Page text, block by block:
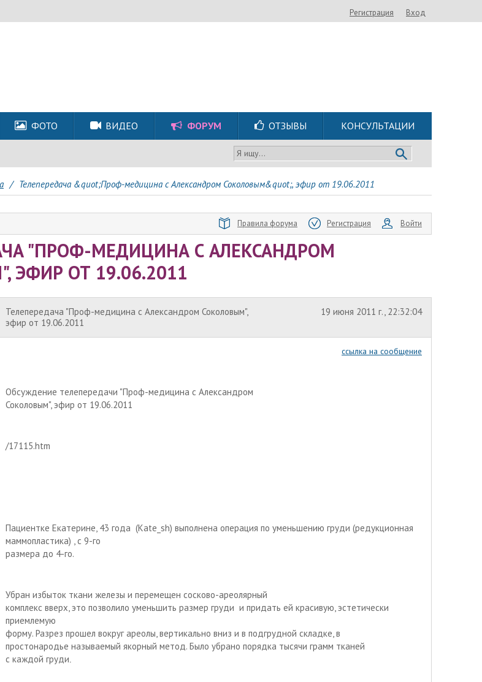
Регистрация Вход
ФОТО ВИДЕО ФОРУМ ОТЗЫВЫ КОНСУЛЬТАЦИИ
Я ищу...
/ Телепередача &quot;Проф-медицина с Александром Соколовым&quot;, эфир от 19.06.2011
Правила форума Регистрация Войти
"ПРОФ-МЕДИЦИНА С АЛЕКСАНДРОМ
ЭФИР ОТ 19.06.2011
Телепередача "Проф-медицина с Александром Соколовым",
эфир от 19.06.2011
19 июня 2011 г., 22:32:04
ссылка на сообщение
Обсуждение телепередачи "Проф-медицина с Александром
Соколовым", эфир от 19.06.2011
/17115.htm
Пациентке Екатерине, 43 года (Kate_sh) выполнена операция по уменьшению груди (редукционная
маммопластика) , с 9-го
размера до 4-го.
Убран избыток ткани железы и перемещен сосково-ареолярный
комплекс вверх, это позволило уменьшить размер груди и придать ей красивую, эстетически
приемлемую
форму. Разрез прошел вокруг ареолы, вертикально вниз и в подгрудной складке, в
простонародье называемый якорный метод. Было убрано порядка тысячи грамм тканей
с каждой груди.